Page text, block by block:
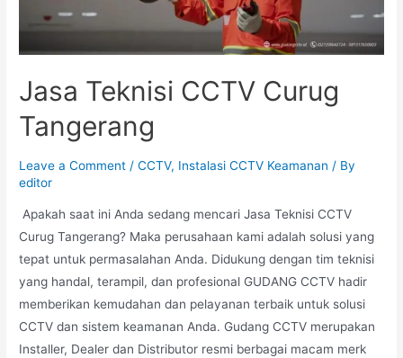
Jasa Teknisi CCTV Curug
Tangerang
Leave a Comment /CCTV, Instalasi CCTV Keamanan / By
editor
Apakah saat ini Anda sedang mencari Jasa Teknisi CCTV
Curug Tangerang? Maka perusahaan kami adalah solusi yang
tepat untuk permasalahan Anda. Didukung dengan tim teknisi
yang handal, terampil, dan profesional GUDANG CCTV hadir
memberikan kemudahan dan pelayanan terbaik untuk solusi
CCTV dan sistem keamanan Anda. Gudang CCTV merupakan
Installer, Dealer dan Distributor resmi berbagai macam merk